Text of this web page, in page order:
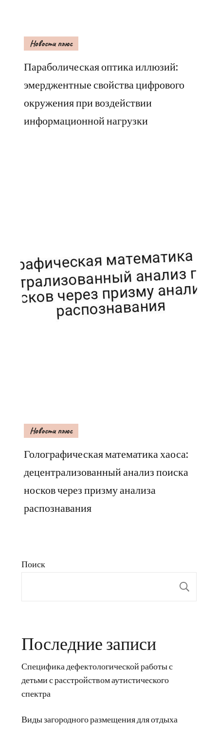
Новости плюс
Параболическая оптика иллюзий:
эмерджентные свойства цифрового
окружения при воздействии
информационной нагрузки
Новости плюс
Голографическая математика хаоса:
децентрализованный анализ поиска
носков через призму анализа
распознавания
Поиск
Последние записи
Специфика дефектологической работы с
детьми с расстройством аутистического
спектра
Виды загородного размещения для отдыха